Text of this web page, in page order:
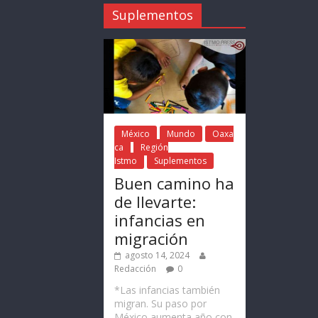
Suplementos
México Mundo
Oaxa
ca
Región
Istmo
Suplementos
Buen camino ha
de llevarte:
infancias en
migración
agosto 14, 2024
Redacción
0
*Las infancias también
migran. Su paso por